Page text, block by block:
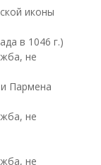
иконы
в 1046 г.)
Пармена